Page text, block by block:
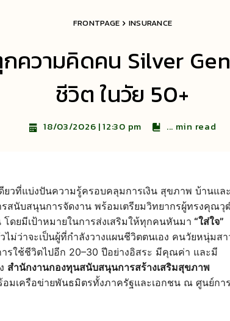
FRONTPAGE INSURANCE
ความคิดคน Silver
ชีวิต ในวัย 50+
18/03/2026 | 12:30 pm ... min read
ยวที่แบ่งปันความรู้ครอบคลุมการเงิน สุขภาพ บ้านและ
รสนับสนุนการจัดงาน พร้อมเตรียมวิทยากรผู้ทรงคุณวุ
ดยมีเป้าหมายในการส่งเสริมให้ทุกคนหันมา “ใส่ใจ”
ม่ว่าจะเป็นผู้ที่กำลังวางแผนชีวิตตนเอง คนวัยหนุ่มสา
ใช้ชีวิตไปอีก 20–30 ปีอย่างอิสระ มีคุณค่า และมี
สำนักงานกองทุนสนับสนุนการสร้างเสริมสุขภาพ
อมเครือข่ายพันธมิตรทั้งภาครัฐและเอกชน ณ ศูนย์การ